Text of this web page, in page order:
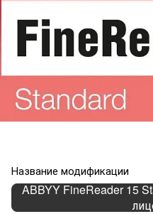
Название модификации
ABBYY FineReader 15